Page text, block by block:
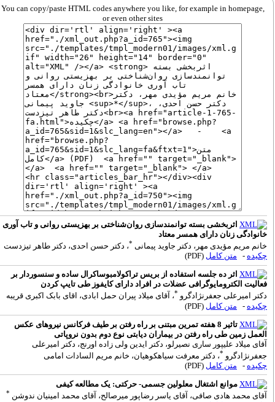
You can copy/paste HTML codes anywhere you like, for example in homepage,
or even other sites
اثربخشی بسته توانمندسازی روان‌شناختی بر بهزیستی روانی و تاب آوری
خانوادگی زنان دارای همسر معتاد
خانم مریم مؤیدی مهر، دکتر جاوید پیمانی ، دکتر حسن احدی، دکتر طاهر تیزدست
چکیده - متن کامل(PDF)
اثر ده جلسه استفاده از بریس تراکولامبوساکرال ساده و سنسوردار بر
فعالیت الکترومایوگرافی عضلات در افراد دارای کایفوز طی تایپ کردن
دکتر امیرعلی جعفرنژادگرو ، آقای میلاد پیران حمل ابادی، اقای بابک اکبری قریبه
چکیده - متن کامل(PDF)
تاثیر 8 هفته تمرین مبتنی بر راه رفتن بر طیف فرکانس نیروهای عکس
العمل زمین طی راه رفتن در بیماران دیابتی نوع دوم بدون نروپاتی
آقای میلاد علیپور ساری نصیرلو، دکتر ایدین ولی زاده اورنج، دکتر امیرعلی
جعفرنژادگرو ، دکتر معرفت سیاهکوهیان، خانم مریم السادات امامی
چکیده - متن کامل(PDF)
موانع اشتغال معلولین جسمی- حرکتی: یک مطالعه کیفی
آقای محمد هادی صافی، آقای یاسر رضاپور میرصالح، آقای محمد امینیان ندوشن